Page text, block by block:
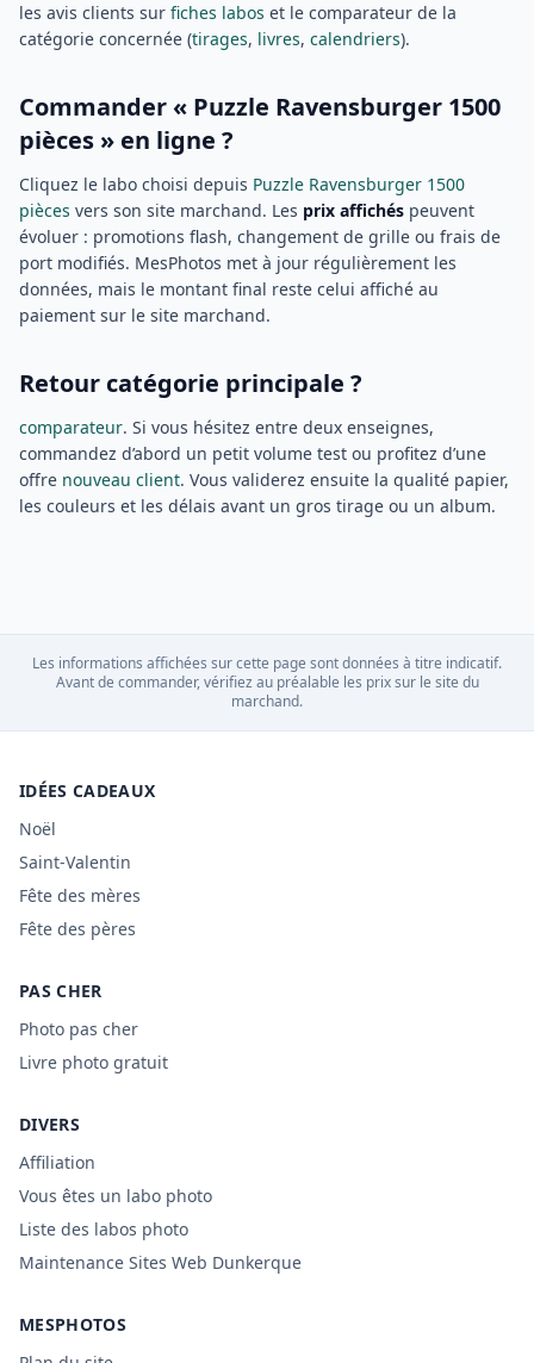
les avis clients sur fiches labos et le comparateur de la
catégorie concernée (tirages, livres, calendriers).
Commander « Puzzle Ravensburger 1500
pièces » en ligne ?
Cliquez le labo choisi depuis Puzzle Ravensburger 1500
pièces vers son site marchand. Les prix affichés peuvent
évoluer : promotions flash, changement de grille ou frais de
port modifiés. MesPhotos met à jour régulièrement les
données, mais le montant final reste celui affiché au
paiement sur le site marchand.
Retour catégorie principale ?
comparateur. Si vous hésitez entre deux enseignes,
commandez d’abord un petit volume test ou profitez d’une
offre nouveau client. Vous validerez ensuite la qualité papier,
les couleurs et les délais avant un gros tirage ou un album.
Les informations affichées sur cette page sont données à titre indicatif.
Avant de commander, vérifiez au préalable les prix sur le site du
marchand.
IDÉES CADEAUX
Noël
Saint-Valentin
Fête des mères
Fête des pères
PAS CHER
Photo pas cher
Livre photo gratuit
DIVERS
Affiliation
Vous êtes un labo photo
Liste des labos photo
Maintenance Sites Web Dunkerque
MESPHOTOS